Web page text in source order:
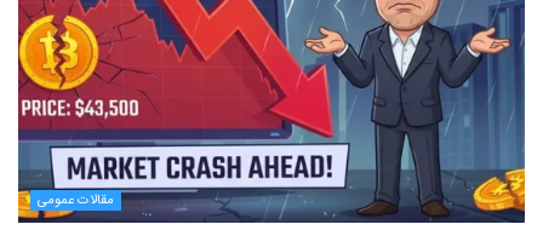
مقالات عمومی